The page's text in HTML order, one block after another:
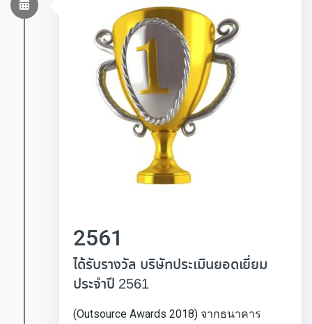
2561
ได้รับรางวัล บริษัทประเมินยอดเยี่ยม
ประจำปี 2561
(Outsource Awards 2018) จากธนาคาร